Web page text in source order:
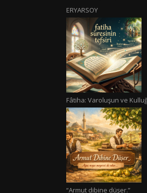
ERYARSOY
Fâtiha: Varoluşun ve
“Armut dibine düşer.”